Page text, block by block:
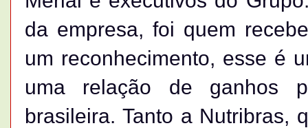
da empresa, foi quem
um reconhecimento, esse é
uma relação de ganhos
brasileira. Tanto a Nutribras,